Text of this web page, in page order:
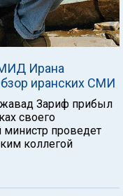
Ирана
иранских СМИ
Зариф прибыл
своего
министр проведет
коллегой